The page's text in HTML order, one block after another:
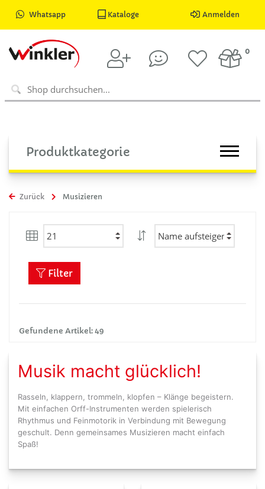
Whatsapp Kataloge Anmelden
0
Produktkategorie
Zurück Musizieren
Gefundene Artikel: 49
Filter
Musik macht glücklich!
Rasseln, klappern, trommeln, klopfen – Klänge begeistern.
Mit einfachen Orff-Instrumenten werden spielerisch
Rhythmus und Feinmotorik in Verbindung mit Bewegung
geschult. Denn gemeinsames Musizieren macht einfach
Spaß!